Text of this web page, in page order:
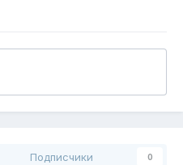
Подписчики 0